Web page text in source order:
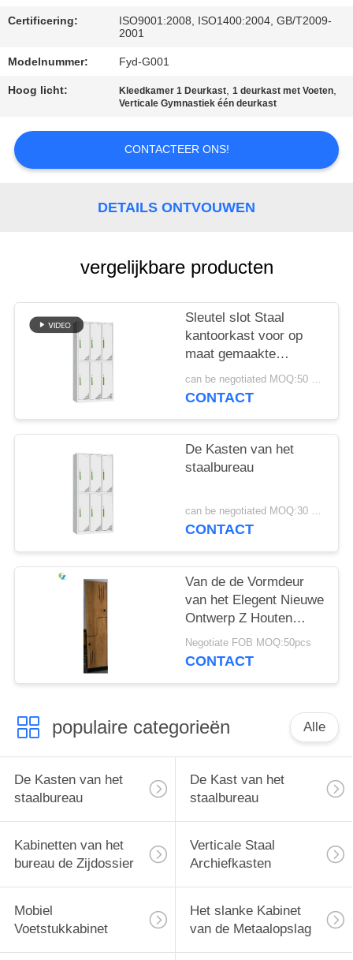
VERZOEK
OM
EEN
SITEMAP
Certificering:
ISO9001:2008, ISO1400:2004, GB/T2009-
2001
Modelnummer: Fyd-G001
Hoog licht: Kleedkamer 1 Deurkast,1 deurkast met Voeten,
Verticale Gymnastiek één deurkast
CONTACTEER ONS!
DETAILS ONTVOUWEN
vergelijkbare producten
Sleutel slot Staal
kantoorkast voor op
maat gemaakte
kantooropslagoplossingen
can be negotiated MOQ:50 stuks
CONTACT
De Kasten van het
staalbureau
can be negotiated MOQ:30 stuks
CONTACT
Van de de Vormdeur
van het Elegent Nieuwe
Ontwerp Z Houten
Materiële de Kast Witte
& Natuurlijke Eik
Negotiate FOB MOQ:50pcs
CONTACT
populaire categorieën Alle
De Kasten van het
staalbureau
De Kast van het
staalbureau
Kabinetten van het
bureau de Zijdossier
Verticale Staal
Archiefkasten
Mobiel
Voetstukkabinet
Het slanke Kabinet
van de Metaalopslag